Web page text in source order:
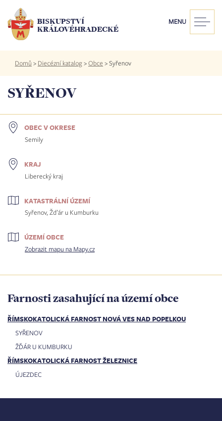
hlavnímu
obsahu
BISKUPSTVÍ
KRÁLOVÉHRADECKÉ
MENU
Drobečková
navigace
Domů > Diecézní katalog>Obce >Syřenov
SYŘENOV
OBEC V OKRESE
Semily
KRAJ
Liberecký kraj
KATASTRÁLNÍ ÚZEMÍ
Syřenov, Žďár u Kumburku
ÚZEMÍ OBCE
Zobrazit mapu na Mapy.cz
Farnosti zasahující na území obce
ŘÍMSKOKATOLICKÁ FARNOST NOVÁ VES NAD POPELKOU
SYŘENOV
ŽĎÁR U KUMBURKU
ŘÍMSKOKATOLICKÁ FARNOST ŽELEZNICE
ÚJEZDEC